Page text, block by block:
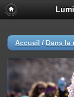
Accueil / Dans la